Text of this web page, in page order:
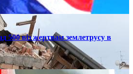
500 віз жертвам землетрусу в